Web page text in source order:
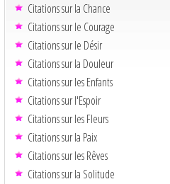
Citations sur la Chance
Citations sur le Courage
Citations sur le Désir
Citations sur la Douleur
Citations sur les Enfants
Citations sur l'Espoir
Citations sur les Fleurs
Citations sur la Paix
Citations sur les Rêves
Citations sur la Solitude